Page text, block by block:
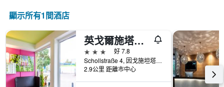
顯示所有1間酒店
英戈爾施塔特住宿加早餐酒店
3星級
好 7.8
Schollstraße 4, 因戈施坦塔, 巴伐利亞, 德國
2.9公里 距離市中心